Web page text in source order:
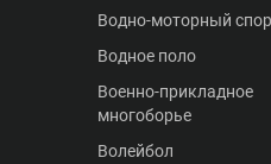
Водно-моторный
Водное поло
Военно-прикладное
многоборье
Волейбол